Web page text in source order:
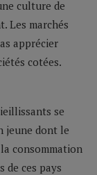
culture de
Les marchés
apprécier
cotées.
se
jeune dont le
consommation
de ces pays